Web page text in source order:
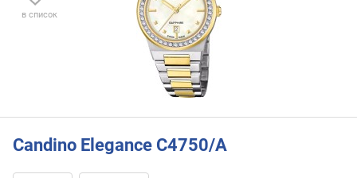
в список
Candino Elegance C4750/A